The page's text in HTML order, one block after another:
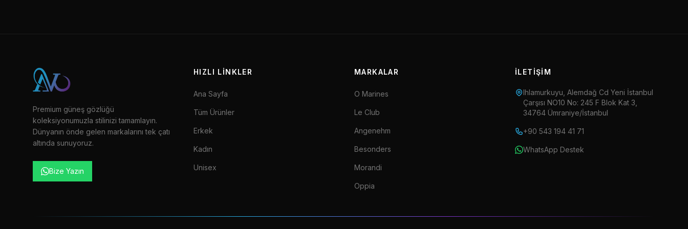
Premium güneş gözlüğü
koleksiyonumuzla stilinizi tamamlayın.
Dünyanın önde gelen markalarını tek çatı
altında sunuyoruz.
Bize Yazın
HIZLI LINKLER
Ana Sayfa
Tüm Ürünler
Erkek
Kadın
Unisex
MARKALAR
O Marines
Le Club
Angenehm
Besonders
Morandi
Oppia
İLETIŞIM
Ihlamurkuyu, Alemdağ Cd Yeni İstanbul
Çarşısı NO10 No: 245 F Blok Kat 3,
34764 Ümraniye/İstanbul
+90 543 194 41 71
WhatsApp Destek